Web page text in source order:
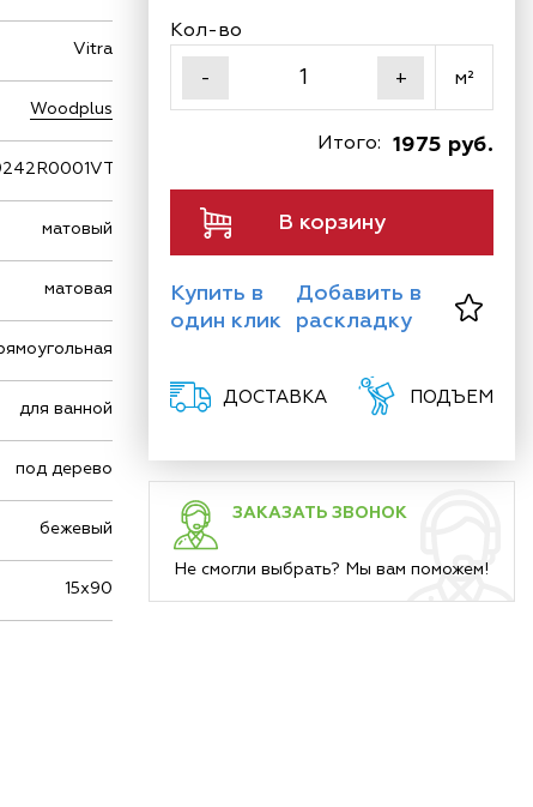
Vitra
Woodplus
матовый
матовая
для ванной
под дерево
бежевый
15х90
Кол-во
-
+ м²
1975 руб.
Итого:
В корзину
Купить в
один клик
Добавить в
раскладку
ДОСТАВКА ПОДЪЕМ
ЗАКАЗАТЬ ЗВОНОК
Не смогли выбрать? Мы вам поможем!